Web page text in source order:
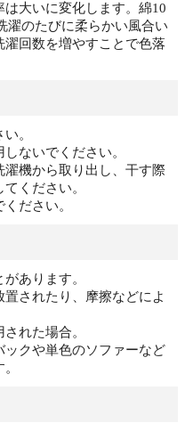
大いに変化します。綿10
濯のたびに柔らかい風合い
回数を増やすことで色落
。
ないでください。
濯機から取り出し、干す際
ください。
ださい。
あります。
置されたり、摩擦などによ
れた場合。
ックや単色のソファーなど